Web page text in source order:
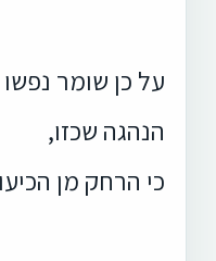
על כן שומר
הנהגה שכזו,
כי הרחק מן